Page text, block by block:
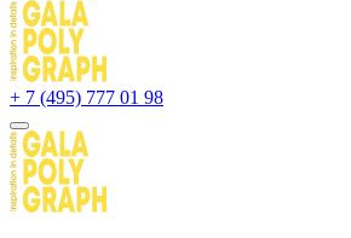
+ 7 (495) 777 01 98